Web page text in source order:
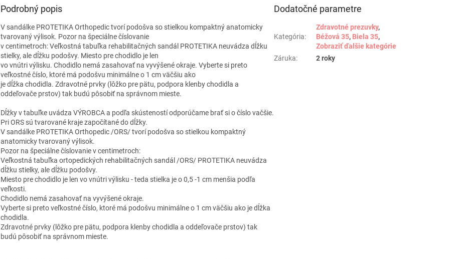
Podrobný popis
V sandálke PROTETIKA Orthopedic tvorí podošva so stielkou kompaktný anatomicky
tvarovaný výlisok. Pozor na špeciálne číslovanie
v centimetroch: Veľkostná tabuľka rehabilitačných sandál PROTETIKA neuvádza dĺžku
stielky, ale dĺžku podošvy. Miesto pre chodidlo je len
vo vnútri výlisku. Chodidlo nemá zasahovať na vyvýšené okraje. Vyberte si preto
veľkostné číslo, ktoré má podošvu minimálne o 1 cm väčšiu ako
je dĺžka chodidla. Zdravotné prvky (lôžko pre pätu, podpora klenby chodidla a
oddeľovače prstov) tak budú pôsobiť na správnom mieste.
Dĺžky v tabuľke uvádza VÝROBCA a podľa skústeností odporúčame brať si o číslo vačšie.
Pri ORS sú tvarované kraje započítané do dĺžky.
V sandálke PROTETIKA Orthopedic /ORS/ tvorí podošva so stielkou kompaktný
anatomicky tvarovaný výlisok.
Pozor na špeciálne číslovanie v centimetroch:
Veľkostná tabuľka ortopedických rehabilitačných sandál /ORS/ PROTETIKA neuvádza
dĺžku stielky, ale dĺžku podošvy.
Miesto pre chodidlo je len vo vnútri výlisku - teda stielka je o 0,5 -1 cm menšia podľa
veľkosti.
Chodidlo nemá zasahovať na vyvýšené okraje.
Vyberte si preto veľkostné číslo, ktoré má podošvu minimálne o 1 cm väčšiu ako je dĺžka
chodidla.
Zdravotné prvky (lôžko pre pätu, podpora klenby chodidla a oddeľovače prstov) tak
budú pôsobiť na správnom mieste.
Dodatočné parametre
Kategória:
Zdravotné prezuvky,
Béžová 35, Biela 35,
Zobraziť ďalšie kategórie
Záruka: 2 roky